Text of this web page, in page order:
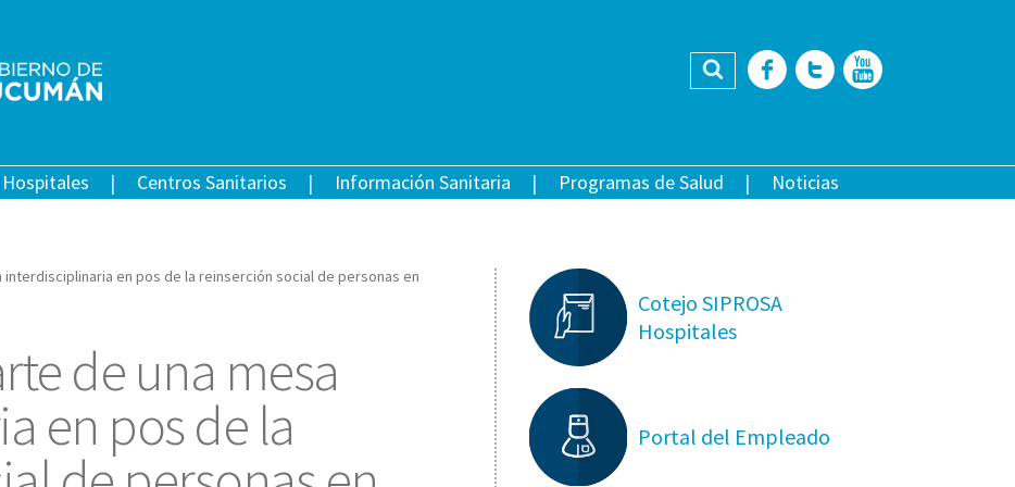
Buscar Facebook
Twitter
Hospitales Centros Sanitarios Información Sanitaria Programas de Salud Noticias
en pos de la reinserción social de personas en
de una mesa
en pos de la
Cotejo SIPROSA
Hospitales
Portal del Empleado